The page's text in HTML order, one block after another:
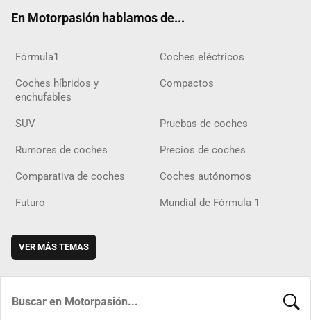
En Motorpasión hablamos de...
Fórmula1 Coches eléctricos
Coches híbridos y
enchufables
Compactos
SUV Pruebas de coches
Rumores de coches Precios de coches
Comparativa de coches Coches autónomos
Futuro Mundial de Fórmula 1
VER MÁS TEMAS